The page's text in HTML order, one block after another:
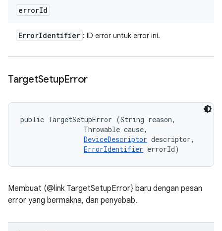
errorId
ErrorIdentifier : ID error untuk error ini.
TargetSetupError
public TargetSetupError (String reason,
                Throwable cause,
DeviceDescriptor descriptor,
ErrorIdentifier errorId)
Membuat (@link TargetSetupError} baru dengan pesan
error yang bermakna, dan penyebab.